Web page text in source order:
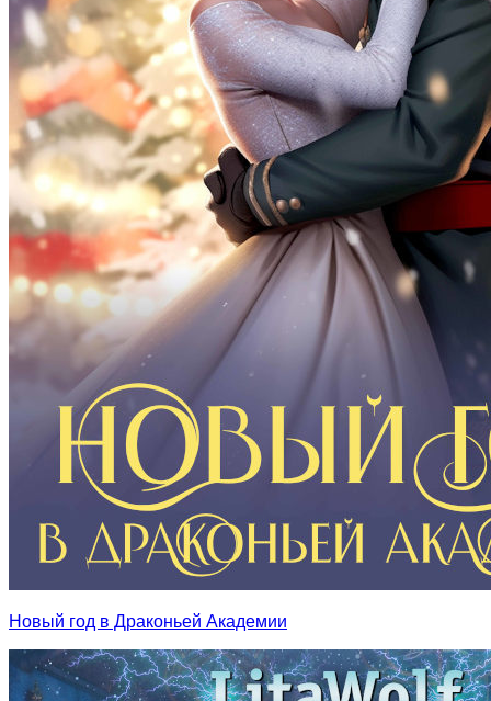
Новый год в Драконьей Академии